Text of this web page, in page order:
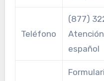
Teléfono
(877)
español